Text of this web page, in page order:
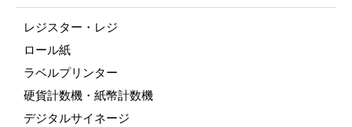
レジスター・レジ
ロール紙
ラベルプリンター
硬貨計数機・紙幣計数機
デジタルサイネージ